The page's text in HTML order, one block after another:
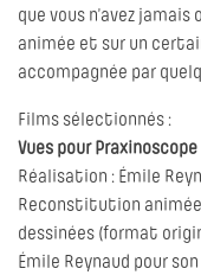
que vous n’avez jamais
animée et sur un
accompagnée par
Films sélectionnés :
Vues pour Praxinoscope
Réalisation : Émile
Reconstitution animée
dessinées (format
Émile Reynaud pour